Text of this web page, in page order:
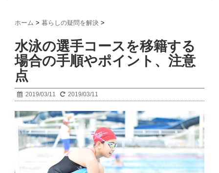
ホーム > 暮らしの疑問を解決 >
水泳の選手コースを移籍する
場合の手順やポイント、注意
点
2019/03/11 2019/03/11